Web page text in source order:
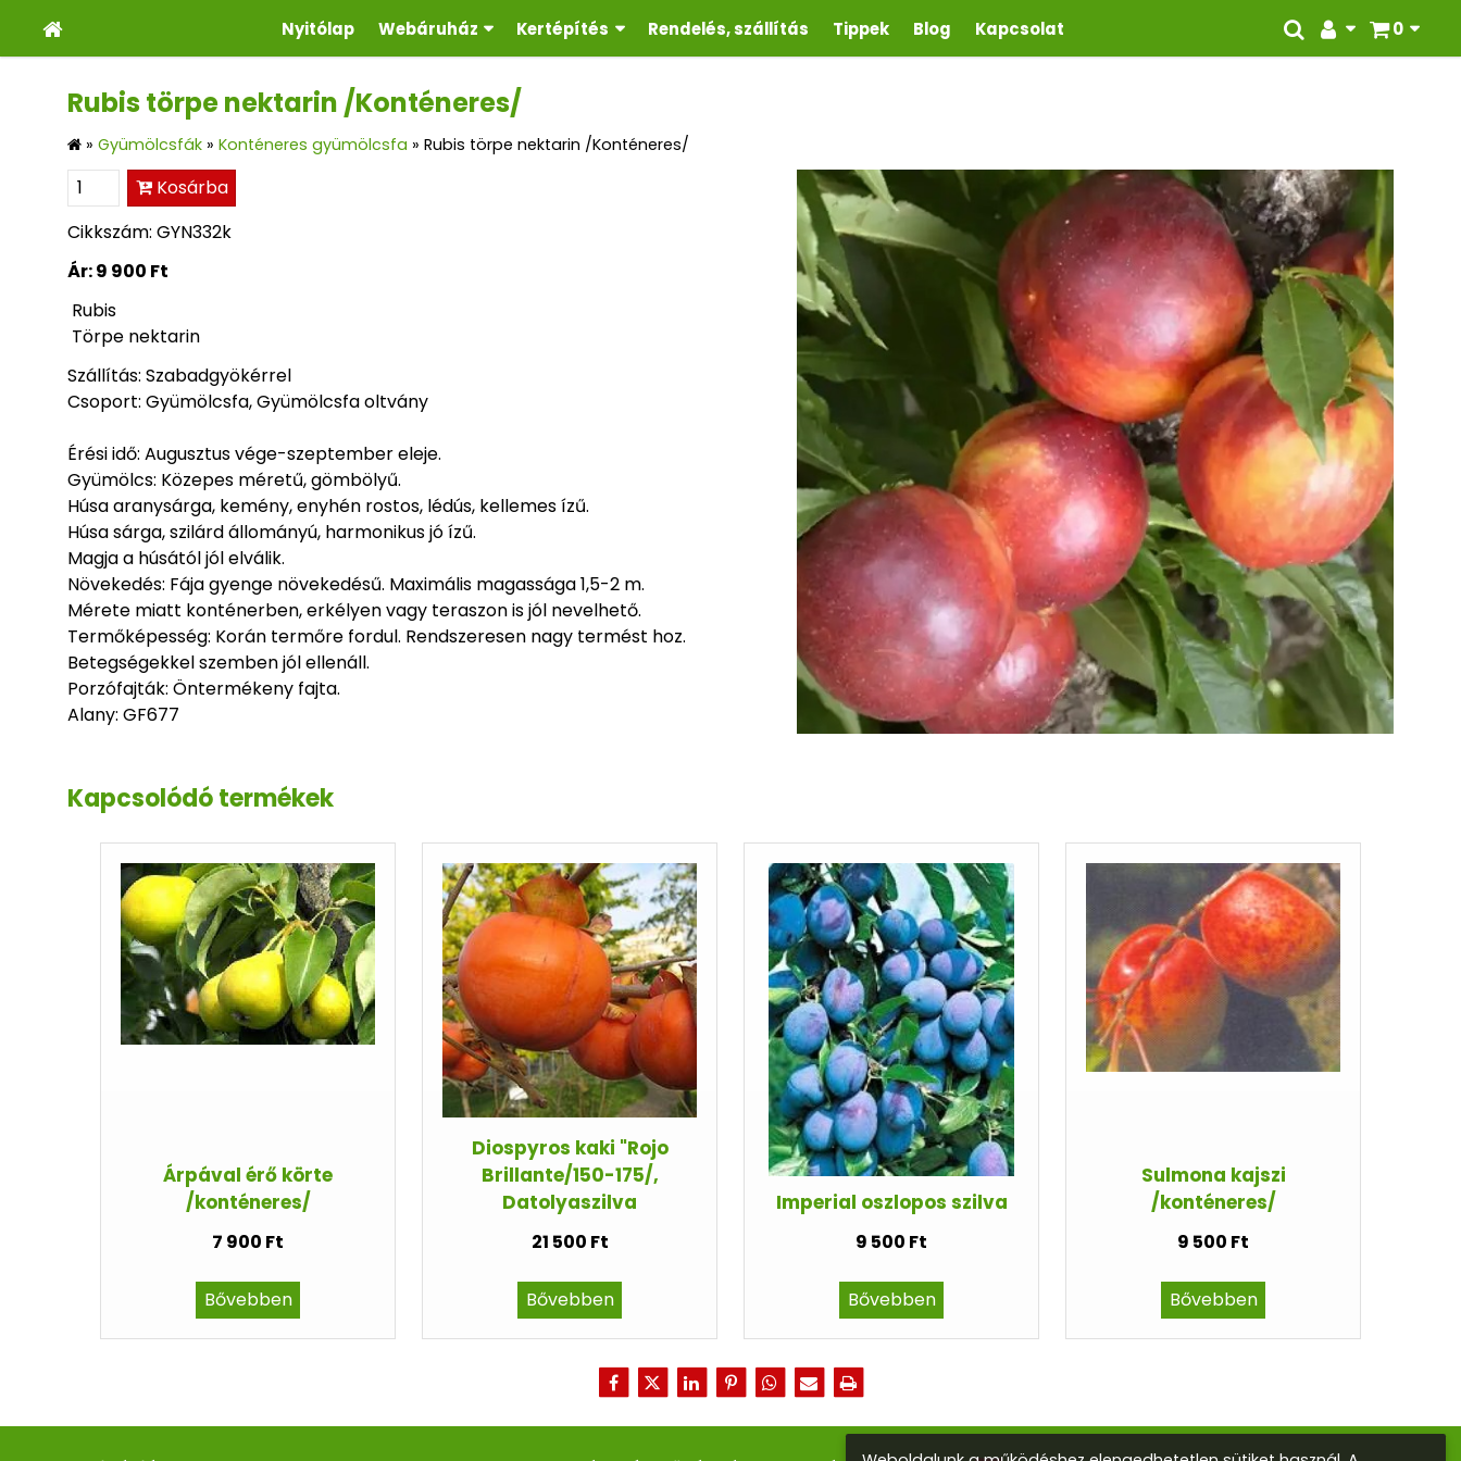
0
Nyitólap Webáruház Kertépítés Rendelés, szállítás Tippek Blog Kapcsolat
Rubis törpe nektarin /Konténeres/
» Gyümölcsfák » Konténeres gyümölcsfa » Rubis törpe nektarin /Konténeres/
Kosárba
Cikkszám: GYN332k
Ár:9 900 Ft
Rubis
Törpe nektarin
Szállítás: Szabadgyökérrel
Csoport: Gyümölcsfa, Gyümölcsfa oltvány
Érési idő: Augusztus vége-szeptember eleje.
Gyümölcs: Közepes méretű, gömbölyű.
Húsa aranysárga, kemény, enyhén rostos, lédús, kellemes ízű.
Húsa sárga, szilárd állományú, harmonikus jó ízű.
Magja a húsától jól elválik.
Növekedés: Fája gyenge növekedésű. Maximális magassága 1,5-2 m.
Mérete miatt konténerben, erkélyen vagy teraszon is jól nevelhető.
Termőképesség: Korán termőre fordul. Rendszeresen nagy termést hoz.
Betegségekkel szemben jól ellenáll.
Porzófajták: Öntermékeny fajta.
Alany: GF677
Kapcsolódó termékek
Árpával érő körte
/konténeres/
7 900 Ft
Bővebben
Diospyros kaki "Rojo
Brillante/150-175/,
Datolyaszilva
21 500 Ft
Bővebben
Imperial oszlopos szilva
9 500 Ft
Bővebben
Sulmona kajszi
/konténeres/
9 500 Ft
Bővebben